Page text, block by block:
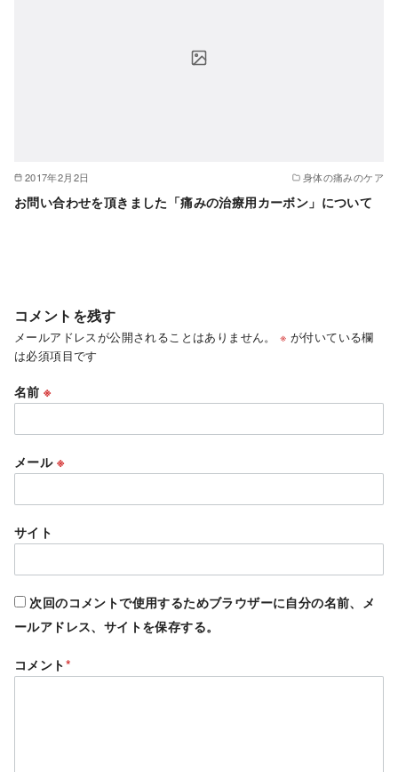
2017年2月2日 身体の痛みのケア
お問い合わせを頂きました「痛みの治療用カーボン」について
コメントを残す
メールアドレスが公開されることはありません。 ※ が付いている欄
は必須項目です
名前※
メール ※
サイト
次回のコメントで使用するためブラウザーに自分の名前、メ
ールアドレス、サイトを保存する。
コメント*